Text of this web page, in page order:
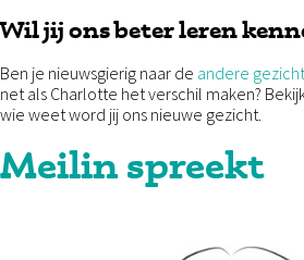
Wil jij ons beter leren
Ben je nieuwsgierig naar de andere
net als Charlotte het verschil maken?
wie weet word jij ons nieuwe gezicht.
Meilin spreekt